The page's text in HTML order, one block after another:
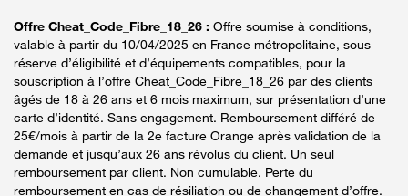
Offre Cheat_Code_Fibre_18_26 : Offre soumise à conditions,
valable à partir du 10/04/2025 en France métropolitaine, sous
réserve d’éligibilité et d’équipements compatibles, pour la
souscription à l’offre Cheat_Code_Fibre_18_26 par des clients
âgés de 18 à 26 ans et 6 mois maximum, sur présentation d’une
carte d’identité. Sans engagement. Remboursement différé de
25€/mois à partir de la 2e facture Orange après validation de la
demande et jusqu’aux 26 ans révolus du client. Un seul
remboursement par client. Non cumulable. Perte du
remboursement en cas de résiliation ou de changement d’offre.